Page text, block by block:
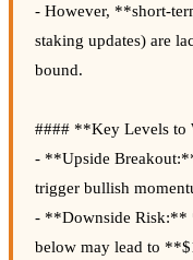
- However, **short-
staking updates) are
bound.
#### **Key Levels to
- **Upside
trigger bullish
- **Downside Risk:**
below may lead to